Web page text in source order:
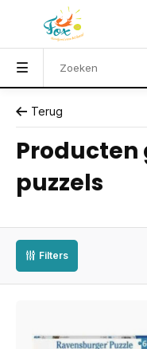
Terug
puzzels
Filters